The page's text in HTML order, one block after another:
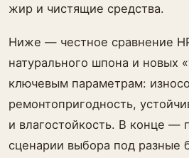
жир и чистящие средства.
Ниже — честное сравнение
натурального шпона и новых
ключевым параметрам:
ремонтопригодность,
и влагостойкость. В конце —
сценарии выбора под